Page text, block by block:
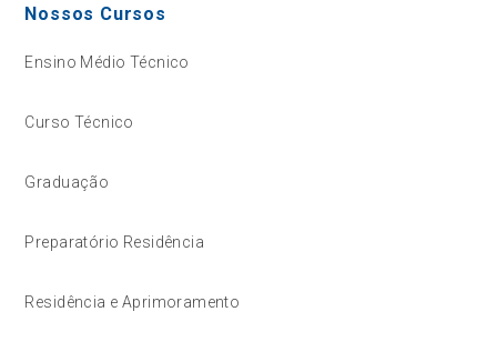
Nossos Cursos
Ensino Médio Técnico
Curso Técnico
Graduação
Preparatório Residência
Residência e Aprimoramento